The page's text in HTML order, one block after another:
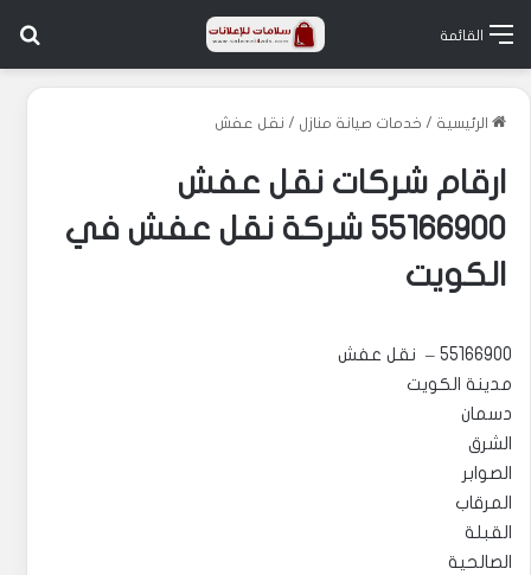
القائمة
الرئيسية / خدمات صيانة منازل / نقل عفش
ارقام شركات نقل عفش
55166900 شركة نقل عفش في
الكويت
55166900 – نقل عفش
مدينة الكويت
دسمان
الشرق
الصوابر
المرقاب
القبلة
الصالحية